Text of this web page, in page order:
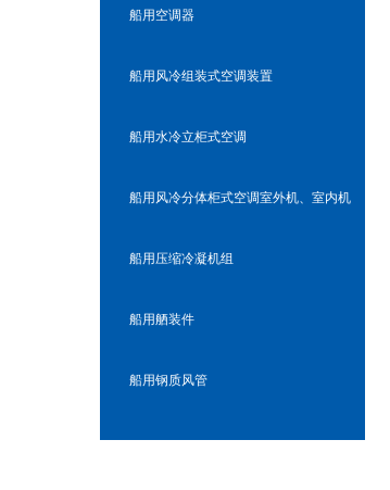
船用空调器
船用风冷组装式空调装置
船用水冷立柜式空调
船用风冷分体柜式空调室外机、室内机
船用压缩冷凝机组
船用舾装件
船用钢质风管